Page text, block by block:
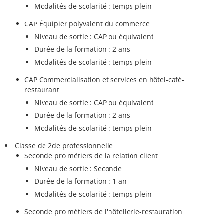
Modalités de scolarité : temps plein
CAP Équipier polyvalent du commerce
Niveau de sortie : CAP ou équivalent
Durée de la formation : 2 ans
Modalités de scolarité : temps plein
CAP Commercialisation et services en hôtel-café-
restaurant
Niveau de sortie : CAP ou équivalent
Durée de la formation : 2 ans
Modalités de scolarité : temps plein
Classe de 2de professionnelle
Seconde pro métiers de la relation client
Niveau de sortie : Seconde
Durée de la formation : 1 an
Modalités de scolarité : temps plein
Seconde pro métiers de l'hôtellerie-restauration